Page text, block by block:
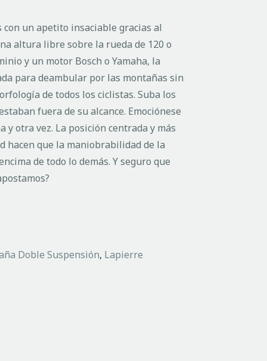
un apetito insaciable gracias al
altura libre sobre la rueda de 120 o
y un motor Bosch o Yamaha, la
para deambular por las montañas sin
de todos los ciclistas. Suba los
fuera de su alcance. Emociónese
y otra vez. La posición centrada y más
hacen que la maniobrabilidad de la
de todo lo demás. Y seguro que
Doble Suspensión, Lapierre